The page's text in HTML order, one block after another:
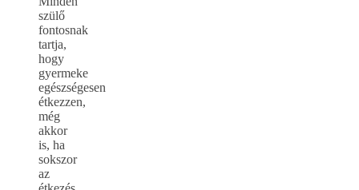
szülő
fontosnak
tartja,
hogy
gyermeke
egészségesen
étkezzen,
még
akkor
is, ha
sokszor
az